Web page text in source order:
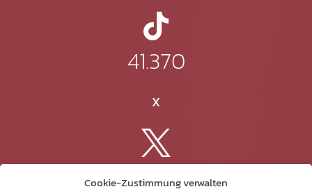
Cookie-Zustimmung verwalten
41.370
X
3.507